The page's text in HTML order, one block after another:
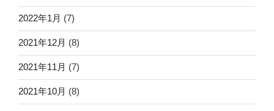
2022年1月 (7)
2021年12月 (8)
2021年11月 (7)
2021年10月 (8)